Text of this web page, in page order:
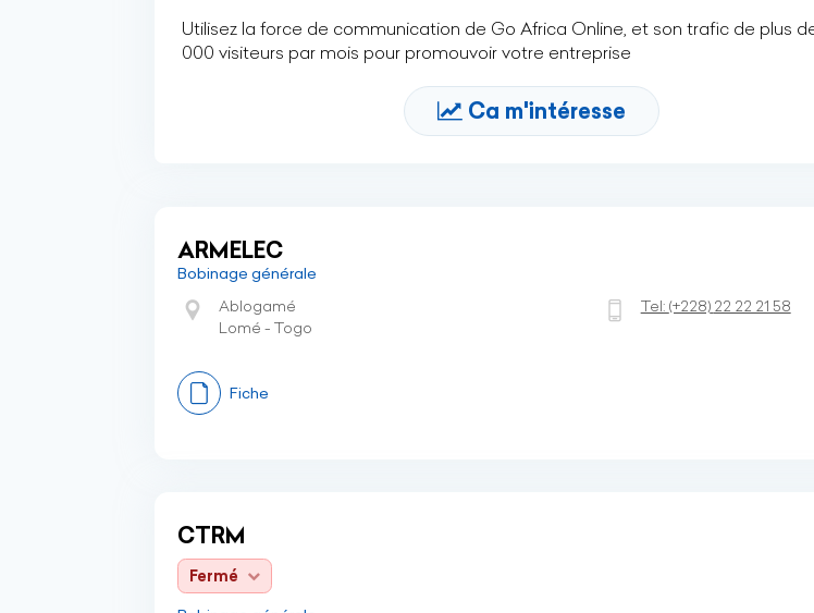
Utilisez la force de communication de Go Africa Online, et son trafic de plus
000 visiteurs par mois pour promouvoir votre entreprise
Ca m'intéresse
ARMELEC
Bobinage générale
Ablogamé
Lomé - Togo
Tel: (+228) 22 22 21 58
Fiche
CTRM
Fermé